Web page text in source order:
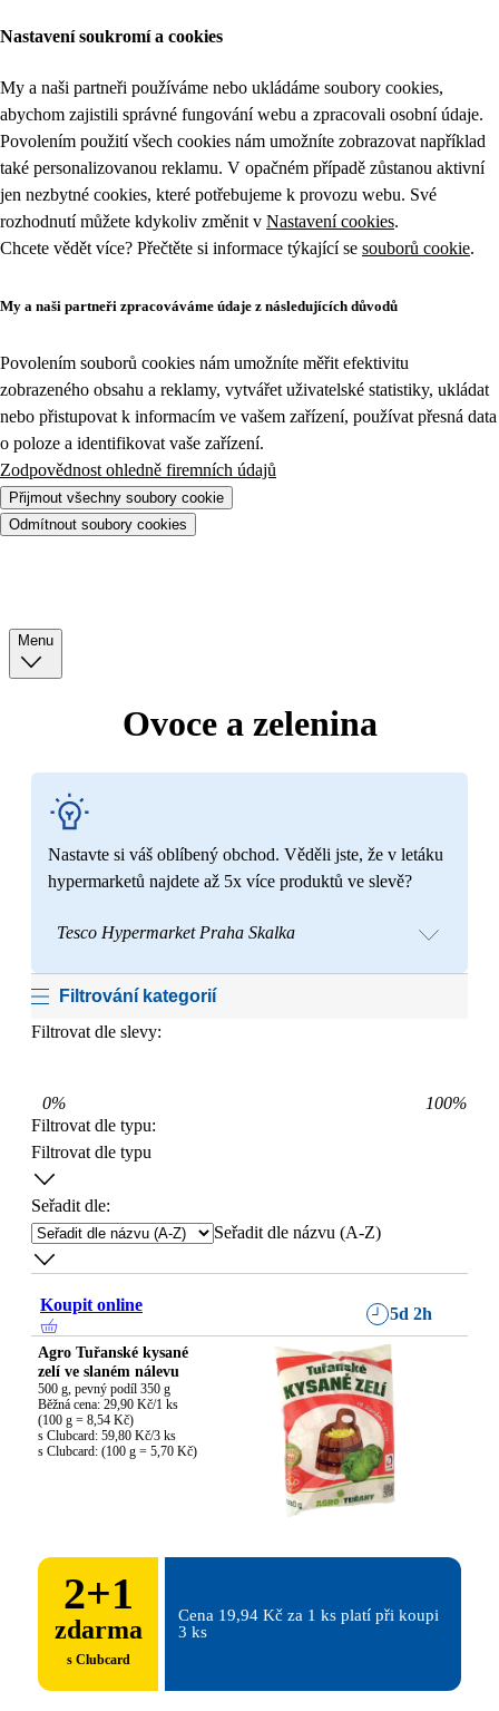
Nastavení soukromí a cookies
My a naši partneři používáme nebo ukládáme soubory cookies,
abychom zajistili správné fungování webu a zpracovali osobní údaje.
Povolením použití všech cookies nám umožníte zobrazovat například
také personalizovanou reklamu. V opačném případě zůstanou aktivní
jen nezbytné cookies, které potřebujeme k provozu webu. Své
rozhodnutí můžete kdykoliv změnit v Nastavení cookies.
Chcete vědět více? Přečtěte si informace týkající se souborů cookie.
My a naši partneři zpracováváme údaje z následujících důvodů
Povolením souborů cookies nám umožníte měřit efektivitu
zobrazeného obsahu a reklamy, vytvářet uživatelské statistiky, ukládat
nebo přistupovat k informacím ve vašem zařízení, používat přesná data
o poloze a identifikovat vaše zařízení.
Zodpovědnost ohledně firemních údajů
Přijmout všechny soubory cookie
Odmítnout soubory cookies
Menu
Ovoce a zelenina
Nastavte si váš oblíbený obchod. Věděli jste, že v letáku
hypermarketů najdete až 5x více produktů ve slevě?
Tesco Hypermarket Praha Skalka
Filtrování kategorií
Filtrovat dle slevy:
0% 100%
Filtrovat dle typu:
Filtrovat dle typu
Seřadit dle:
Seřadit dle názvu (A-Z)
Koupit online 5d 2h
Agro Tuřanské kysané
zelí ve slaném nálevu
500 g, pevný podíl 350 g
Běžná cena: 29,90 Kč/1 ks
(100 g = 8,54 Kč)
s Clubcard: 59,80 Kč/3 ks
s Clubcard: (100 g = 5,70 Kč)
2+1
zdarma
s Clubcard
Cena 19,94 Kč za 1 ks platí při koupi
3 ks